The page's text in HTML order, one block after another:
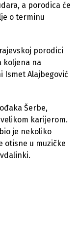
a porodica će
o terminu
porodici
koljena na
Ismet Alajbegović
Šerbe,
karijerom.
je nekoliko
otisne u muzičke